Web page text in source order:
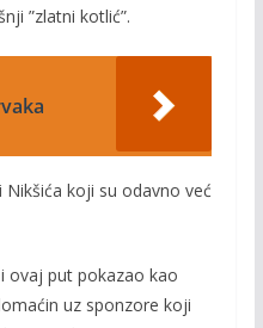
”zlatni kotlić”.
koji su odavno već
ovaj put pokazao kao
uz sponzore koji